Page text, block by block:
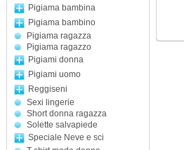
Pigiama bambina
Pigiama bambino
Pigiama ragazza
Pigiama ragazzo
Pigiami donna
Pigiami uomo
Reggiseni
Sexi lingerie
Short donna ragazza
Solette salvapiede
Speciale Neve e sci